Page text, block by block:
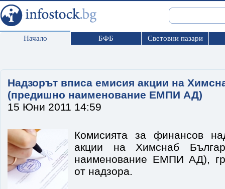
Начало БФБ Световни пазари
Надзорът вписа емисия акции на
(предишно наименование ЕМПИ АД)
15 Юни 2011 14:59
Комисията за финансов
акции на Химснаб
наименование ЕМПИ АД),
от надзора.